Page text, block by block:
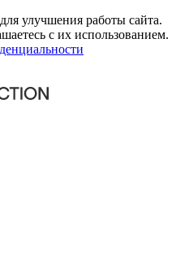
улучшения работы сайта.
с их использованием.